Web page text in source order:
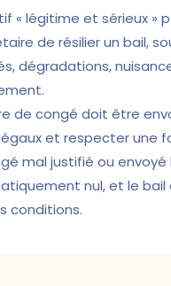
« légitime et sérieux »
de résilier un bail,
dégradations,
de congé doit être
et respecter une
mal justifié ou
nul, et le bail
conditions.